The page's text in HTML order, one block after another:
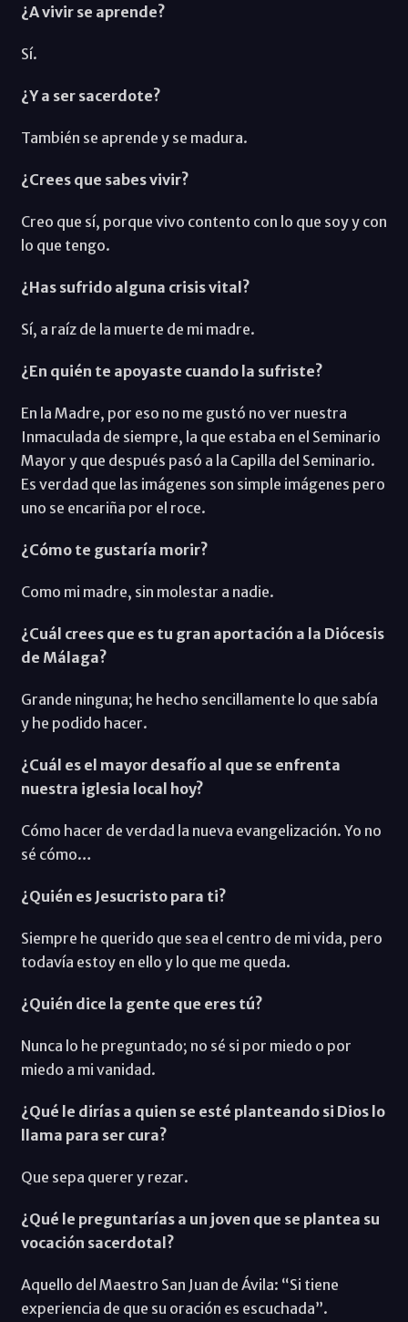
¿A vivir se aprende?
Sí.
¿Y a ser sacerdote?
También se aprende y se madura.
¿Crees que sabes vivir?
Creo que sí, porque vivo contento con lo que soy y con
lo que tengo.
¿Has sufrido alguna crisis vital?
Sí, a raíz de la muerte de mi madre.
¿En quién te apoyaste cuando la sufriste?
En la Madre, por eso no me gustó no ver nuestra
Inmaculada de siempre, la que estaba en el Seminario
Mayor y que después pasó a la Capilla del Seminario.
Es verdad que las imágenes son simple imágenes pero
uno se encariña por el roce.
¿Cómo te gustaría morir?
Como mi madre, sin molestar a nadie.
¿Cuál crees que es tu gran aportación a la Diócesis
de Málaga?
Grande ninguna; he hecho sencillamente lo que sabía
y he podido hacer.
¿Cuál es el mayor desafío al que se enfrenta
nuestra iglesia local hoy?
Cómo hacer de verdad la nueva evangelización. Yo no
sé cómo…
¿Quién es Jesucristo para ti?
Siempre he querido que sea el centro de mi vida, pero
todavía estoy en ello y lo que me queda.
¿Quién dice la gente que eres tú?
Nunca lo he preguntado; no sé si por miedo o por
miedo a mi vanidad.
¿Qué le dirías a quien se esté planteando si Dios lo
llama para ser cura?
Que sepa querer y rezar.
¿Qué le preguntarías a un joven que se plantea su
vocación sacerdotal?
Aquello del Maestro San Juan de Ávila: “Si tiene
experiencia de que su oración es escuchada”.